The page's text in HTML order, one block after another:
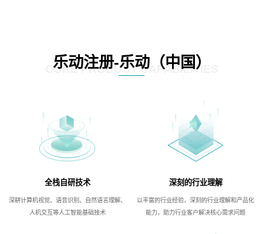
乐动注册-乐动（中国）
CORE PRODUCT CAPABILITIES
全栈自研技术
深耕计算机视觉、语音识别、自然语言理解、
人机交互等人工智能基础技术
深刻的行业理解
以丰富的行业经验，深刻的行业理解和产品化
能力，助力行业客户解决核心需求问题